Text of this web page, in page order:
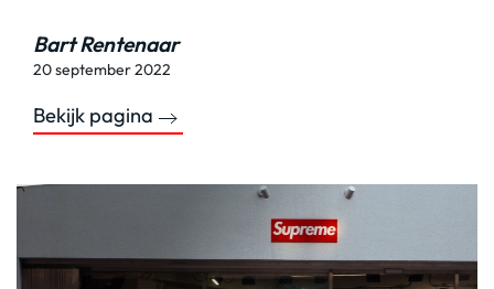
Bart Rentenaar
20 september 2022
Bekijk pagina